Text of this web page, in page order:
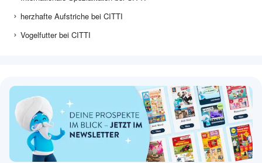
herzhafte Aufstriche bei CITTI
Vogelfutter bei CITTI